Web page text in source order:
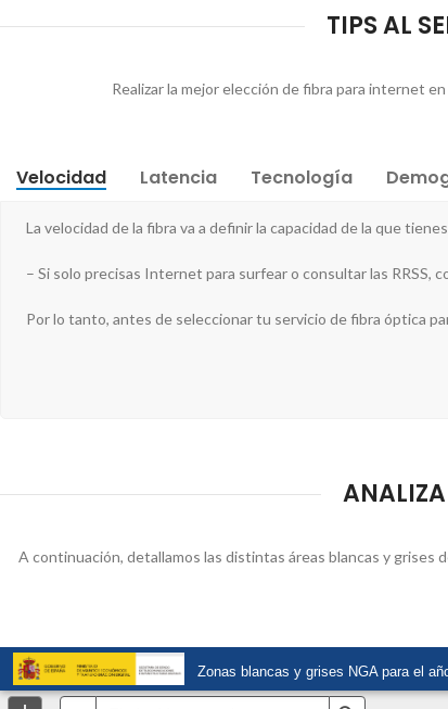
TIPS AL
Realizar la mejor elección de fibra para internet
Velocidad Latencia Tecnología
La velocidad de la fibra va a definir la capacidad de la que
– Si solo precisas Internet para surfear o consultar las RRSS,
Por lo tanto, antes de seleccionar tu servicio de fibra óptica
ANALIZA
A continuación, detallamos las distintas áreas blancas y grises